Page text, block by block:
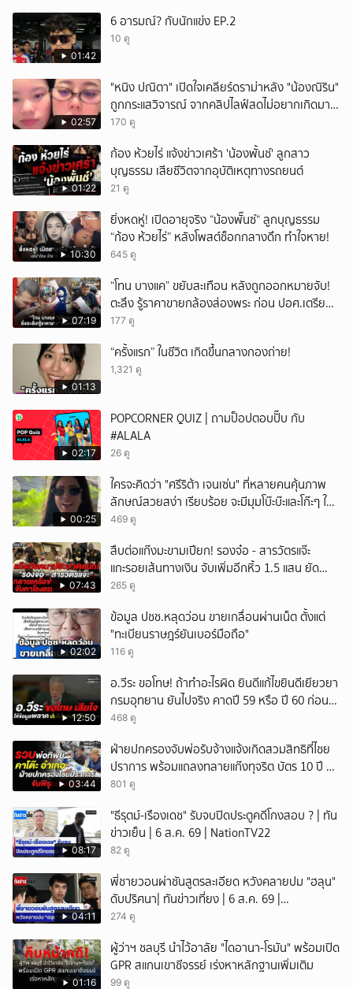
01:42
6 อารมณ์? กับนักแข่ง EP.2
10 ดู
02:57
"หนิง ปณิตา" เปิดใจเคลียร์ดราม่าหลัง "น้องณิริน"
ถูกกระแสวิจารณ์ จากคลิปไลฟ์สดไม่อยากเกิดมา
หน้าเหมือนพ่อ
170 ดู
01:22
ก้อง ห้วยไร่ แจ้งข่าวเศร้า 'น้องพั้นช์' ลูกสาว
บุญธรรม เสียชีวิตจากอุบัติเหตุทางรถยนต์
21 ดู
10:30
ยิ่งหดหู่! เปิดอายุจริง “น้องพั๊นซ์“ ลูกบุญธรรม
“ก้อง ห้วยไร่” หลังโพสต์ช็อกกลางดึก ทำใจหาย!
645 ดู
07:19
“โทน บางแค” ขยับสะเทือน หลังถูกออกหมายจับ!
ตะลึง รู้ราคาขายกล้องส่องพระ ก่อน ปอศ.เตรียม
บุกรวบ?
177 ดู
01:13
“ครั้งแรก” ในชีวิต เกิดขึ้นกลางกองถ่าย!
1,321 ดู
02:17
POPCORNER QUIZ | ถามป็อปตอบปั๊บ กับ
#ALALA
26 ดู
00:25
ใครจะคิดว่า "ศรีริต้า เจนเซ่น" ที่หลายคนคุ้นภาพ
ลักษณ์สวยสง่า เรียบร้อย จะมีมุมโบ๊ะบ๊ะและโก๊ะๆ ให้
ได้อมยิ้มเหมือนกัน งานนี้ทำเอาแฟนๆ ทั้งเอ็นดูทั้ง
469 ดู
07:43
สืบต่อแก๊งมะขามเปียก! รองจ๋อ - สารวัตรแจ๊ะ
แกะรอยเส้นทางเงิน จับเพิ่มอีกหิ้ว 1.5 แสน ยัด
สินบน
265 ดู
02:02
ข้อมูล ปชช.หลุดว่อน ขายเกลื่อนผ่านเน็ต ตั้งแต่
"ทะเบียนราษฎร์ยันเบอร์มือถือ"
116 ดู
12:50
อ.วีระ ขอโทษ! ถ้าทำอะไรผิด ยินดีแก้ไขยินดีเยียวยา
กรมอุทยาน ยันไปจริง คาดปี 59 หรือ ปี 60 ก่อน
ปิดให้พัก
468 ดู
03:44
ฝ่ายปกครองจับพ่อรับจ้างแจ้งเกิดสวมสิทธิที่ไชย
ปราการ พร้อมแถลงทลายแก๊งทุจริต บัตร 10 ปี ที่
แม่สอด
801 ดู
08:17
"ธีรุตม์-เรืองเดช" รับจบปิดประตูคดีโกงสอบ ? | ทัน
ข่าวเย็น | 6 ส.ค. 69 | NationTV22
82 ดู
04:11
พี่ชายวอนผ่าชันสูตรละเอียด หวังคลายปม "ฮลุน"
ดับปริศนา| ทันข่าวเที่ยง | 6 ส.ค. 69 |
NationTV22
274 ดู
01:16
ผู้ว่าฯ ชลบุรี นำไว้อาลัย "ไดอานา-โรมัน" พร้อมเปิด
GPR สแกนเขาชีจรรย์ เร่งหาหลักฐานเพิ่มเติม
99 ดู